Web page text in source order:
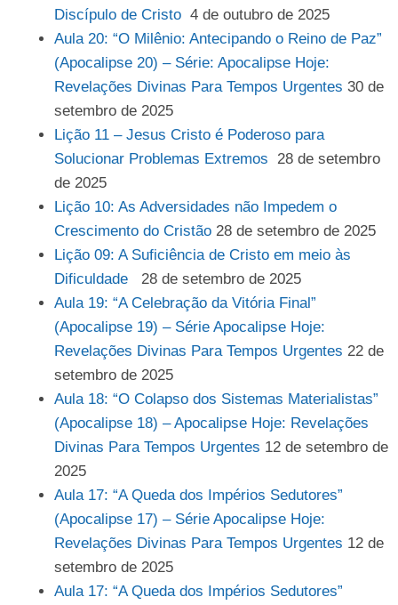
Discípulo de Cristo 4 de outubro de 2025
Aula 20: “O Milênio: Antecipando o Reino de Paz”
(Apocalipse 20) – Série: Apocalipse Hoje:
Revelações Divinas Para Tempos Urgentes 30 de
setembro de 2025
Lição 11 – Jesus Cristo é Poderoso para
Solucionar Problemas Extremos
28 de setembro
de 2025
Lição 10: As Adversidades não Impedem o
Crescimento do Cristão 28 de setembro de 2025
Lição 09: A Suficiência de Cristo em meio às
Dificuldade
28 de setembro de 2025
Aula 19: “A Celebração da Vitória Final”
(Apocalipse 19) – Série Apocalipse Hoje:
Revelações Divinas Para Tempos Urgentes 22 de
setembro de 2025
Aula 18: “O Colapso dos Sistemas Materialistas”
(Apocalipse 18) – Apocalipse Hoje: Revelações
Divinas Para Tempos Urgentes 12 de setembro de
2025
Aula 17: “A Queda dos Impérios Sedutores”
(Apocalipse 17) – Série Apocalipse Hoje:
Revelações Divinas Para Tempos Urgentes 12 de
setembro de 2025
Aula 17: “A Queda dos Impérios Sedutores”